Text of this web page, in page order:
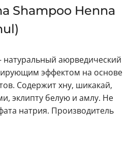
Shampoo Henna
аюрведический
эффектом на основе
Содержит хну, шикакай,
эклипту белую и амлу. Не
натрия. Производитель